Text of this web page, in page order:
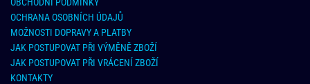
OCHRANA OSOBNÍCH ÚDAJŮ
MOŽNOSTI DOPRAVY A PLATBY
JAK POSTUPOVAT PŘI VÝMĚNĚ ZBOŽÍ
JAK POSTUPOVAT PŘI VRÁCENÍ ZBOŽÍ
KONTAKTY